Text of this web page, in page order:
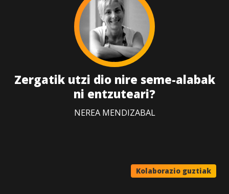
Zergatik utzi dio nire seme-alabak
ni entzuteari?
NEREA MENDIZABAL
Kolaborazio guztiak